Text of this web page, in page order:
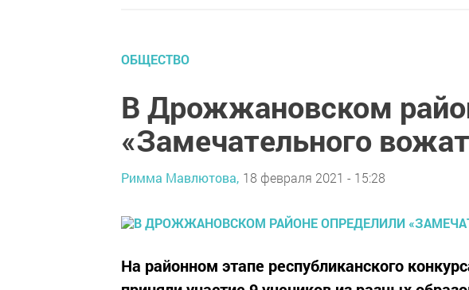
ОБЩЕСТВО
В Дрожжановском
«Замечательного
Римма Мавлютова, 18 февраля 2021 - 15:28
На районном этапе республиканского